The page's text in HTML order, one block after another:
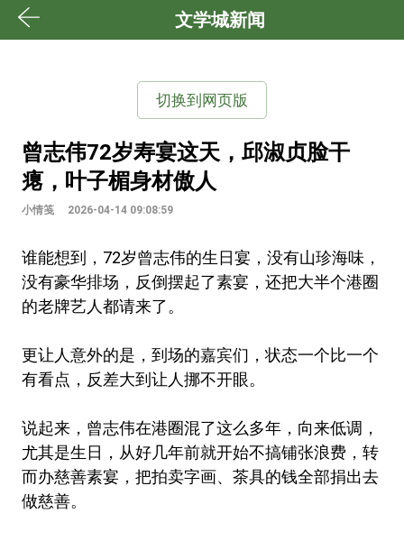
文学城新闻
切换到网页版
曾志伟72岁寿宴这天，邱淑贞脸干
瘪，叶子楣身材傲人
小情笺 2026-04-14 09:08:59
谁能想到，72岁曾志伟的生日宴，没有山珍海味，
没有豪华排场，反倒摆起了素宴，还把大半个港圈
的老牌艺人都请来了。
更让人意外的是，到场的嘉宾们，状态一个比一个
有看点，反差大到让人挪不开眼。
说起来，曾志伟在港圈混了这么多年，向来低调，
尤其是生日，从好几年前就开始不搞铺张浪费，转
而办慈善素宴，把拍卖字画、茶具的钱全部捐出去
做慈善。